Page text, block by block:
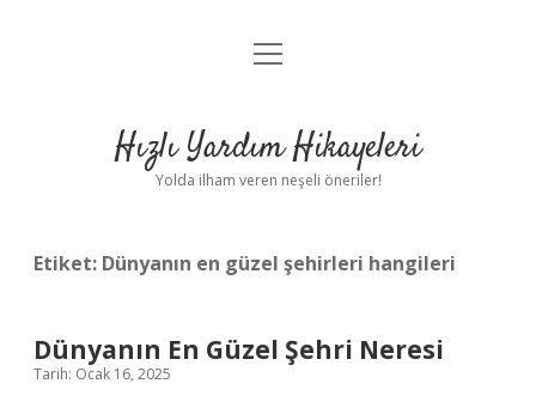
Anasayfa
Yasal Uyarı
menüyü
Hızlı Yardım Hikayeleri
Yolda ilham veren neşeli öneriler!
Etiket: Dünyanın en güzel şehirleri hangileri
Dünyanın En Güzel Şehri Neresi
Tarih: Ocak 16, 2025